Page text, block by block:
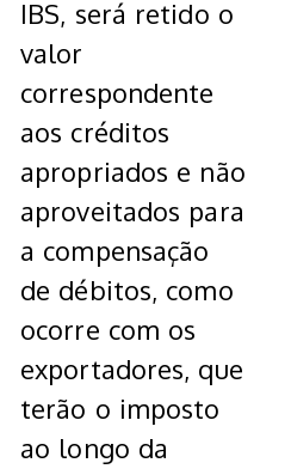
IBS, será retido o
valor
correspondente
aos créditos
apropriados e não
aproveitados para
a compensação
de débitos, como
ocorre com os
exportadores, que
terão o imposto
ao longo da